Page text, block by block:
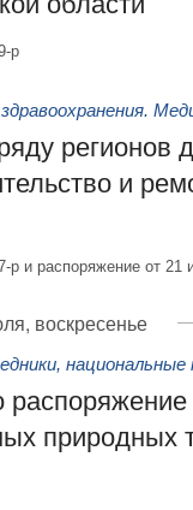
р
регионов
и
р и распоряжение от
воскресенье
национальные
природных